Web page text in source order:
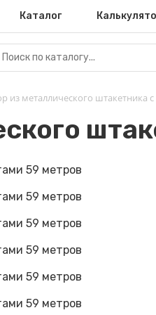
Каталог
из металлического штакетника